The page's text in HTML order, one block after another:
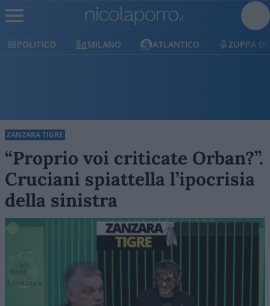
POLITICO MILANO ATLANTICO ZUPPA DI
ZANZARA TIGRE
“Proprio voi criticate Orban?”.
Cruciani spiattella l’ipocrisia
della sinistra